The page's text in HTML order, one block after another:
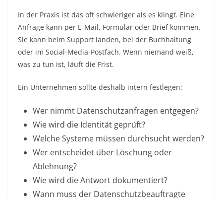
In der Praxis ist das oft schwieriger als es klingt. Eine
Anfrage kann per E-Mail, Formular oder Brief kommen.
Sie kann beim Support landen, bei der Buchhaltung
oder im Social-Media-Postfach. Wenn niemand weiß,
was zu tun ist, läuft die Frist.
Ein Unternehmen sollte deshalb intern festlegen:
Wer nimmt Datenschutzanfragen entgegen?
Wie wird die Identität geprüft?
Welche Systeme müssen durchsucht werden?
Wer entscheidet über Löschung oder
Ablehnung?
Wie wird die Antwort dokumentiert?
Wann muss der Datenschutzbeauftragte